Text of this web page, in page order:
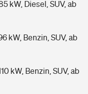
kW, Diesel, SUV, ab
kW, Benzin, SUV, ab
kW, Benzin, SUV, ab